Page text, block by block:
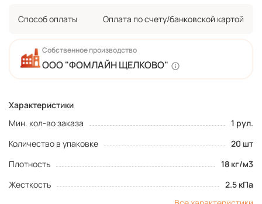
Характеристики
Мин. кол-во заказа
1 рул.
Количество в упаковке
20 шт
Плотность
18 кг/м3
Жесткость
2.5 кПа
Собственное производство
ООО "ФОМЛАЙН ЩЕЛКОВО"
Способ оплаты Оплата по счету/банковской картой